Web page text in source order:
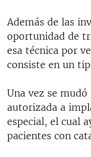
Además de las
oportunidad de
esa técnica por
consiste en un
Una vez se
autorizada a
especial, el cual
pacientes con